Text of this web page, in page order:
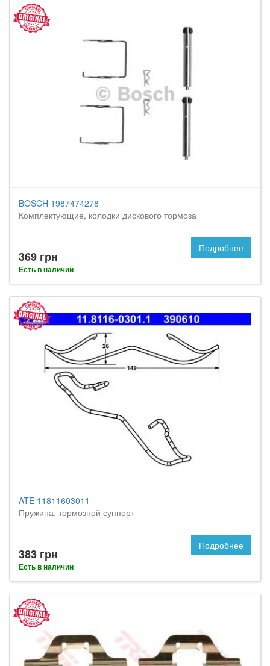
BOSCH 1987474278
Комплектующие, колодки дискового тормоза
369 грн
Есть в наличии
Подробнее
ATE 11811603011
Пружина, тормозной суппорт
383 грн
Есть в наличии
Подробнее